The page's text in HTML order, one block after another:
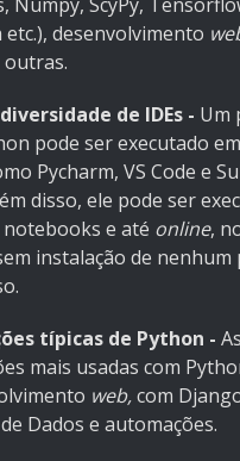
etc.), desenvolvimento
outras.
de IDEs - Um
pode ser executado
Pycharm, VS Code e
disso, ele pode ser
notebooks e até online,
instalação de
típicas de Python - As
mais usadas com
web,com
Dados e automações.